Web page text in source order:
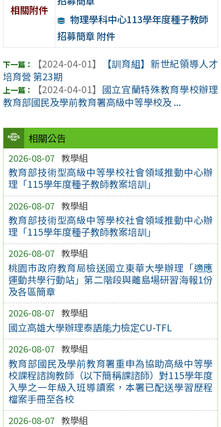
相關公告
2026-08-07 教學組
教育部技術型高級中等學校社會領域推動中心辦
理「115學年度種子教師教案培訓」
2026-08-07 教學組
教育部技術型高級中等學校社會領域推動中心辦
理「115學年度種子教師教案培訓」
2026-08-07 教學組
桃園市政府教育局檢送國立東華大學辦理「適應
運動共學行動站」第二階段與離島場研習海報1份
及各區簡章
2026-08-07 教學組
國立高雄大學辦理泰語能力檢定CU-TFL
2026-08-07 教學組
教育部國民及學前教育署重申為協助高級中等學
校課程諮詢教師（以下簡稱課諮師）對115學年度
入學之一年級入班導讀案，本署已配送學習歷程
檔案手冊至各校
2026-08-07 教學組
相關附件
物理學科中心113學年度種子教師
招募簡章 附件
【2024-04-01】
【訓育組】新世紀領導人才
培育營 第23期
【2024-04-01】 國立宜蘭特殊教育學校辦理
教育部國民及學前教育署高級中等學校及 ...